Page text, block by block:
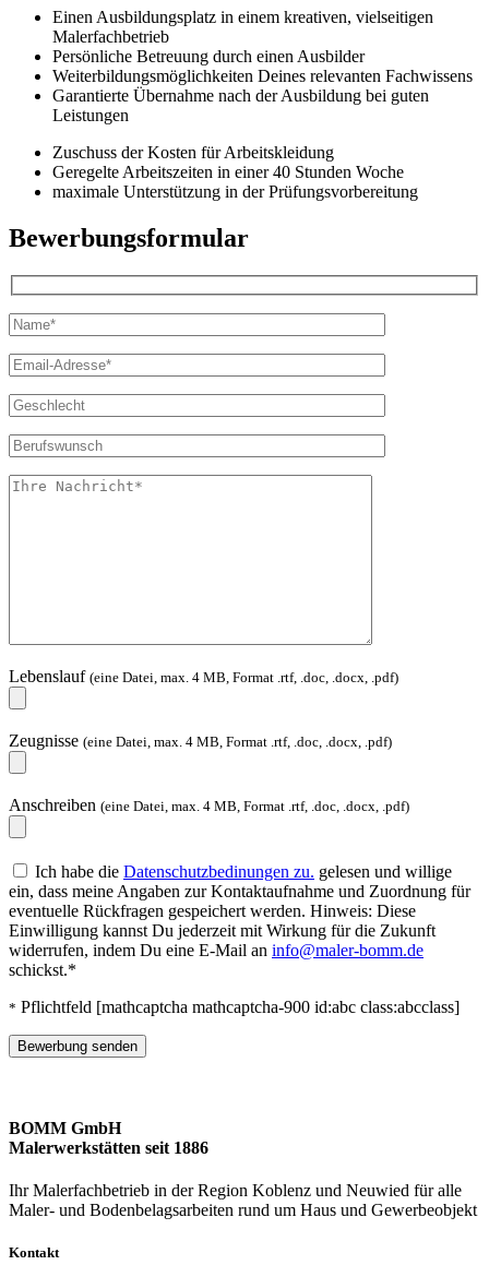
Einen Ausbildungsplatz in einem kreativen, vielseitigen
Malerfachbetrieb
Persönliche Betreuung durch einen Ausbilder
Weiterbildungsmöglichkeiten Deines relevanten Fachwissens
Garantierte Übernahme nach der Ausbildung bei guten
Leistungen
Zuschuss der Kosten für Arbeitskleidung
Geregelte Arbeitszeiten in einer 40 Stunden Woche
maximale Unterstützung in der Prüfungsvorbereitung
Bewerbungsformular
Lebenslauf (eine Datei, max. 4 MB, Format .rtf, .doc, .docx, .pdf)
Zeugnisse (eine Datei, max. 4 MB, Format .rtf, .doc, .docx, .pdf)
Anschreiben (eine Datei, max. 4 MB, Format .rtf, .doc, .docx, .pdf)
Ich habe die Datenschutzbedinungen zu. gelesen und willige
ein, dass meine Angaben zur Kontaktaufnahme und Zuordnung für
eventuelle Rückfragen gespeichert werden. Hinweis: Diese
Einwilligung kannst Du jederzeit mit Wirkung für die Zukunft
widerrufen, indem Du eine E-Mail an info@maler-bomm.de
schickst.*
* Pflichtfeld [mathcaptcha mathcaptcha-900 id:abc class:abcclass]
Bewerbung senden
BOMM GmbH
Malerwerkstätten seit 1886
Ihr Malerfachbetrieb in der Region Koblenz und Neuwied für alle
Maler- und Bodenbelagsarbeiten rund um Haus und Gewerbeobjekt
Kontakt